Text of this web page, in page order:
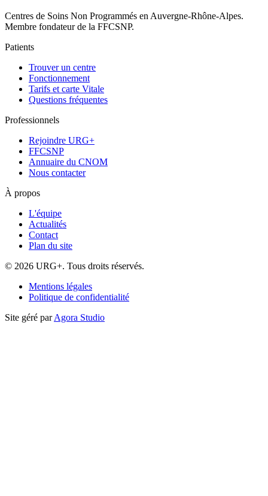
Centres de Soins Non Programmés en Auvergne-Rhône-Alpes.
Membre fondateur de la FFCSNP.
Patients
Trouver un centre
Fonctionnement
Tarifs et carte Vitale
Questions fréquentes
Professionnels
Rejoindre URG+
FFCSNP
Annuaire du CNOM
Nous contacter
À propos
L'équipe
Actualités
Contact
Plan du site
© 2026 URG+. Tous droits réservés.
Mentions légales
Politique de confidentialité
Site géré parAgora Studio